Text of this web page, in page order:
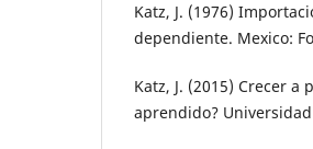
Katz, J. (1976)
dependiente. Mexico:
Katz, J. (2015) Crecer
aprendido?